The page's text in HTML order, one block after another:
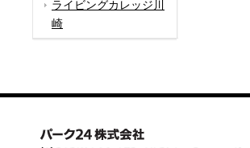
ライビングカレッジ川
崎